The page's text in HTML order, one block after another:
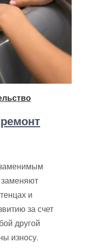
и
за счет
другой
износу.